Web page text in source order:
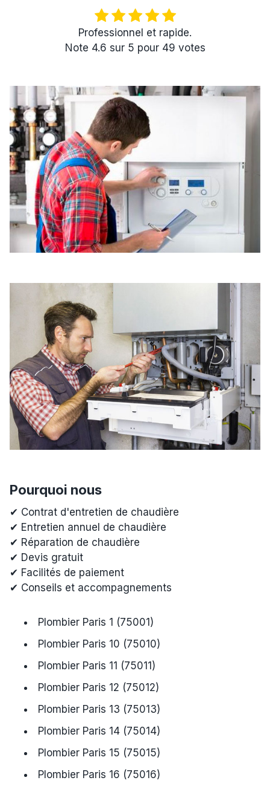
Professionnel et rapide.
Note 4.6 sur 5 pour 49 votes
Pourquoi nous
✔ Contrat d'entretien de chaudière
✔ Entretien annuel de chaudière
✔ Réparation de chaudière
✔ Devis gratuit
✔ Facilités de paiement
✔ Conseils et accompagnements
Plombier Paris 1 (75001)
Plombier Paris 10 (75010)
Plombier Paris 11 (75011)
Plombier Paris 12 (75012)
Plombier Paris 13 (75013)
Plombier Paris 14 (75014)
Plombier Paris 15 (75015)
Plombier Paris 16 (75016)